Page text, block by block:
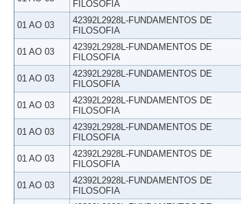
FILOSOFIA
01 AO 03
42392L2928L-FUNDAMENTOS DE
FILOSOFIA
01 AO 03
42392L2928L-FUNDAMENTOS DE
FILOSOFIA
01 AO 03
42392L2928L-FUNDAMENTOS DE
FILOSOFIA
01 AO 03
42392L2928L-FUNDAMENTOS DE
FILOSOFIA
01 AO 03
42392L2928L-FUNDAMENTOS DE
FILOSOFIA
01 AO 03
42392L2928L-FUNDAMENTOS DE
FILOSOFIA
01 AO 03
42392L2928L-FUNDAMENTOS DE
FILOSOFIA